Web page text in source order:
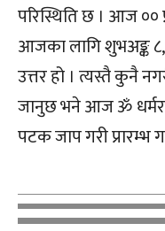
परिस्थिति छ । आज ००
आजका लागि शुभअङ्क
उत्तर हो । त्यस्तै कुनै
जानुछ भने आज ॐ
पटक जाप गरी प्रारम्भ